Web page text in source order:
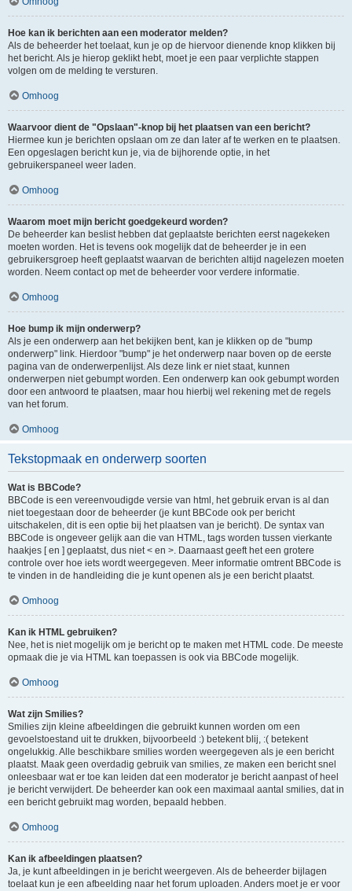
Hoe kan ik berichten aan een moderator melden?
Als de beheerder het toelaat, kun je op de hiervoor dienende knop klikken bij
het bericht. Als je hierop geklikt hebt, moet je een paar verplichte stappen
volgen om de melding te versturen.
Omhoog
Waarvoor dient de "Opslaan"-knop bij het plaatsen van een bericht?
Hiermee kun je berichten opslaan om ze dan later af te werken en te plaatsen.
Een opgeslagen bericht kun je, via de bijhorende optie, in het
gebruikerspaneel weer laden.
Omhoog
Waarom moet mijn bericht goedgekeurd worden?
De beheerder kan beslist hebben dat geplaatste berichten eerst nagekeken
moeten worden. Het is tevens ook mogelijk dat de beheerder je in een
gebruikersgroep heeft geplaatst waarvan de berichten altijd nagelezen moeten
worden. Neem contact op met de beheerder voor verdere informatie.
Omhoog
Hoe bump ik mijn onderwerp?
Als je een onderwerp aan het bekijken bent, kan je klikken op de "bump
onderwerp" link. Hierdoor "bump" je het onderwerp naar boven op de eerste
pagina van de onderwerpenlijst. Als deze link er niet staat, kunnen
onderwerpen niet gebumpt worden. Een onderwerp kan ook gebumpt worden
door een antwoord te plaatsen, maar hou hierbij wel rekening met de regels
van het forum.
Omhoog
Tekstopmaak en onderwerp soorten
Wat is BBCode?
BBCode is een vereenvoudigde versie van html, het gebruik ervan is al dan
niet toegestaan door de beheerder (je kunt BBCode ook per bericht
uitschakelen, dit is een optie bij het plaatsen van je bericht). De syntax van
BBCode is ongeveer gelijk aan die van HTML, tags worden tussen vierkante
haakjes [ en ] geplaatst, dus niet < en >. Daarnaast geeft het een grotere
controle over hoe iets wordt weergegeven. Meer informatie omtrent BBCode is
te vinden in de handleiding die je kunt openen als je een bericht plaatst.
Omhoog
Kan ik HTML gebruiken?
Nee, het is niet mogelijk om je bericht op te maken met HTML code. De meeste
opmaak die je via HTML kan toepassen is ook via BBCode mogelijk.
Omhoog
Wat zijn Smilies?
Smilies zijn kleine afbeeldingen die gebruikt kunnen worden om een
gevoelstoestand uit te drukken, bijvoorbeeld :) betekent blij, :( betekent
ongelukkig. Alle beschikbare smilies worden weergegeven als je een bericht
plaatst. Maak geen overdadig gebruik van smilies, ze maken een bericht snel
onleesbaar wat er toe kan leiden dat een moderator je bericht aanpast of heel
je bericht verwijdert. De beheerder kan ook een maximaal aantal smilies, dat in
een bericht gebruikt mag worden, bepaald hebben.
Omhoog
Kan ik afbeeldingen plaatsen?
Ja, je kunt afbeeldingen in je bericht weergeven. Als de beheerder bijlagen
toelaat kun je een afbeelding naar het forum uploaden. Anders moet je er voor